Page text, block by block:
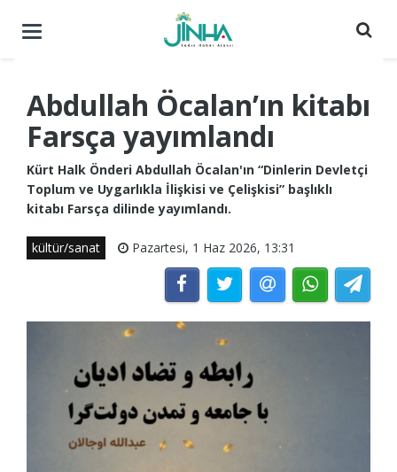
Menüyü
Abdullah Öcalan’ın kitabı
Farsça yayımlandı
Kürt Halk Önderi Abdullah Öcalan'ın “Dinlerin Devletçi
Toplum ve Uygarlıkla İlişkisi ve Çelişkisi” başlıklı
kitabı Farsça dilinde yayımlandı.
kültür/sanat Pazartesi, 1 Haz 2026, 13:31